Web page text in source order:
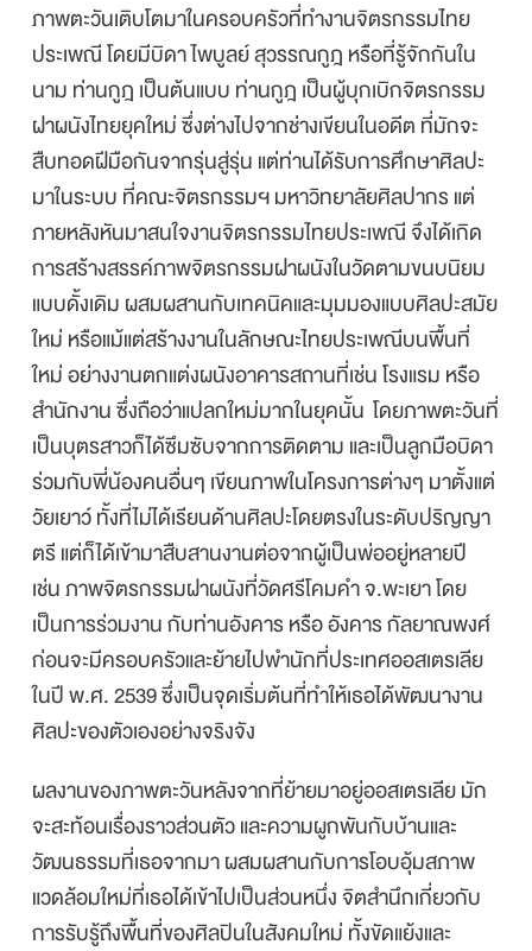
ภาพตะวันเติบโตมาในครอบครัวที่ทำงานจิตรกรรมไทย
ประเพณี โดยมีบิดา ไพบูลย์ สุวรรณกูฎ หรือที่รู้จักกันใน
นาม ท่านกูฎ เป็นต้นแบบ ท่านกูฎ เป็นผู้บุกเบิกจิตรกรรม
ฝาผนังไทยยุคใหม่ ซึ่งต่างไปจากช่างเขียนในอดีต ที่มักจะ
สืบทอดฝีมือกันจากรุ่นสู่รุ่น แต่ท่านได้รับการศึกษาศิลปะ
มาในระบบ ที่คณะจิตรกรรมฯ มหาวิทยาลัยศิลปากร แต่
ภายหลังหันมาสนใจงานจิตรกรรมไทยประเพณี จึงได้เกิด
การสร้างสรรค์ภาพจิตรกรรมฝาผนังในวัดตามขนบนิยม
แบบดั้งเดิม ผสมผสานกับเทคนิคและมุมมองแบบศิลปะสมัย
ใหม่ หรือแม้แต่สร้างงานในลักษณะไทยประเพณีบนพื้นที่
ใหม่ อย่างงานตกแต่งผนังอาคารสถานที่เช่น โรงแรม หรือ
สำนักงาน ซึ่งถือว่าแปลกใหม่มากในยุคนั้น โดยภาพตะวันที่
เป็นบุตรสาวก็ได้ซึมซับจากการติดตาม และเป็นลูกมือบิดา
ร่วมกับพี่น้องคนอื่นๆ เขียนภาพในโครงการต่างๆ มาตั้งแต่
วัยเยาว์ ทั้งที่ไม่ได้เรียนด้านศิลปะโดยตรงในระดับปริญญา
ตรี แต่ก็ได้เข้ามาสืบสานงานต่อจากผู้เป็นพ่ออยู่หลายปี
เช่น ภาพจิตรกรรมฝาผนังที่วัดศรีโคมคำ จ.พะเยา โดย
เป็นการร่วมงาน กับท่านอังคาร หรือ อังคาร กัลยาณพงศ์
ก่อนจะมีครอบครัวและย้ายไปพำนักที่ประเทศออสเตรเลีย
ในปี พ.ศ. 2539 ซึ่งเป็นจุดเริ่มต้นที่ทำให้เธอได้พัฒนางาน
ศิลปะของตัวเองอย่างจริงจัง
ผลงานของภาพตะวันหลังจากที่ย้ายมาอยู่ออสเตรเลีย มัก
จะสะท้อนเรื่องราวส่วนตัว และความผูกพันกับบ้านและ
วัฒนธรรมที่เธอจากมา ผสมผสานกับการโอบอุ้มสภาพ
แวดล้อมใหม่ที่เธอได้เข้าไปเป็นส่วนหนึ่ง จิตสำนึกเกี่ยวกับ
การรับรู้ถึงพื้นที่ของศิลปินในสังคมใหม่ ทั้งขัดแย้งและ